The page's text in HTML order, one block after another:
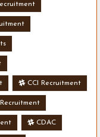
CCI Recruitment
Recruitment
CDAC